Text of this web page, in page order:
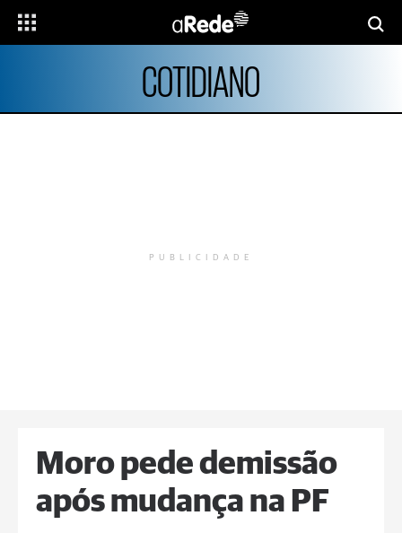
COTIDIANO
PUBLICIDADE
Moro pede demissão
após mudança na PF